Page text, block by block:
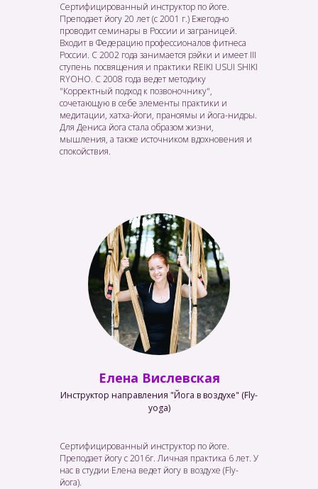
Сертифицированный инструктор по йоге.
Преподает йогу 20 лет (с 2001 г.) Ежегодно
проводит семинары в России и заграницей.
Входит в Федерацию профессионалов фитнеса
России. С 2002 года занимается рэйки и имеет III
ступень посвящения и практики REIKI USUI SHIKI
RYOHO. C 2008 года ведет методику
"Корректный подход к позвоночнику",
сочетающую в себе элементы практики и
медитации, хатха-йоги, праноямы и йога-нидры.
Для Дениса йога стала образом жизни,
мышления, а также источником вдохновения и
спокойствия.
Елена Вислевская
Инструктор направления "Йога в воздухе" (Fly-
yoga)
Сертифицированный инструктор по йоге.
Преподает йогу с 2016г. Личная практика 6 лет. У
нас в студии Елена ведет йогу в воздухе (Fly-
йога).